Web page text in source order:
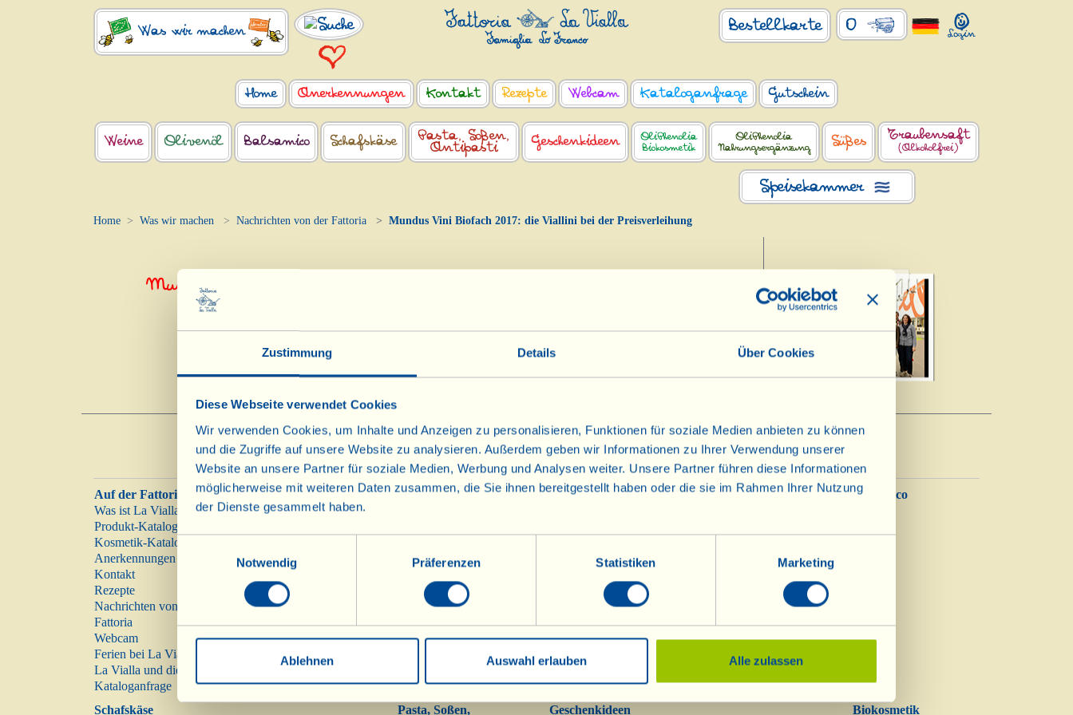
Zustimmung Details Über Cookies
Diese Webseite verwendet Cookies
Wir verwenden Cookies, um Inhalte und Anzeigen zu personalisieren, Funktionen für soziale Medien anbieten zu können
und die Zugriffe auf unsere Website zu analysieren. Außerdem geben wir Informationen zu Ihrer Verwendung unserer
Website an unsere Partner für soziale Medien, Werbung und Analysen weiter. Unsere Partner führen diese Informationen
möglicherweise mit weiteren Daten zusammen, die Sie ihnen bereitgestellt haben oder die sie im Rahmen Ihrer Nutzung
der Dienste gesammelt haben.
Einwilligungsauswahl
Notwendig
Präferenzen Statistiken Marketing
Ablehnen Auswahl erlauben Alle zulassen
Was wir machen 0
Bestellkarte
Home Anerkennungen Kontakt Rezepte Webcam Kataloganfrage Gutschein
Weine Olivenöl Balsamico Schafskäse
Pasta, Soßen,
Antipasti
Geschenkideen
OliPhenolia
Biokosmetik
OliPhenolia
Nahrungsergänzung
Süßes Traubensaft
(Alkoholfrei)
Speisekammer
Home Was wir machen Nachrichten von der Fattoria Mundus Vini Biofach 2017: die Viallini bei der Preisverleihung
Mundus Vini Biofach 2017: die Viallini bei der Preisverleihung
Auf der Fattoria
Was ist La Vialla
Produkt-Katalog
Kosmetik-Katalog
Anerkennungen
Kontakt
Rezepte
Nachrichten von der
Fattoria
Webcam
Ferien bei La Vialla
La Vialla und die Natur
Kataloganfrage
Weine
Roséweine
Alkohol)
Weißweine
Sekt
Sekt Metodo Classico
Olivenöl
Balsamico
Schafskäse Pasta, Soßen, Geschenkideen Biokosmetik